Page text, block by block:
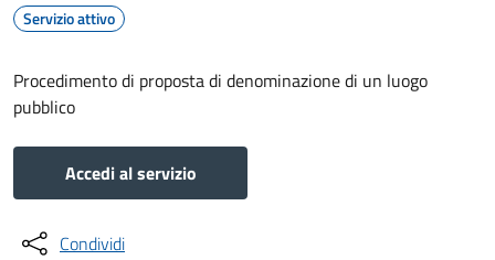
Servizio attivo
Procedimento di proposta di denominazione di un luogo
pubblico
Accedi al servizio
Condividi